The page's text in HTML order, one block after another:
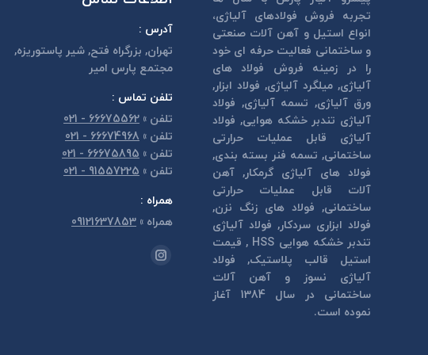
تجربه فروش فولادهای آلیاژی،
انواع استیل و آهن آلات صنعتی
و ساختمانی فعالیت حرفه ای خود
را در زمینه فروش فولاد های
آلیاژی, میلگرد آلیاژی, فولاد ابزار,
ورق آلیاژی, تسمه آلیاژی, فولاد
آلیاژی تندبر خشكه هوايی, فولاد
آلیاژی قابل عمليات حرارتی
ساختمانی, تسمه فنر بسته بندی,
فولاد های آلیاژی گرمكار, آهن
آلات قابل عمليات حرارتی
ساختمانی, فولاد های زنگ نزن,
فولاد ابزاری سردكار, فولاد آلیاژی
تندبر خشكه هوايی HSS , قیمت
استیل قالب پلاستيک, فولاد
آلیاژی نسوز و آهن آلات
ساختمانی در سال 1384 آغاز
نموده است.
آدرس :
تهران, بزرگراه فتح, شير پاستوريزه,
مجتمع پارس امير
تلفن تماس :
تلفن »
66675562 - 021
تلفن »
66674968 - 021
تلفن »
66675895 - 021
تلفن »
91557225 - 021
همراه :
همراه »
09121637853
مارا در اینجا پیدا کنید:
اینستاگرام